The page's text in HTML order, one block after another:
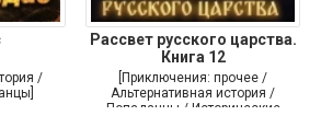
/
Рассвет русского царства.
Книга 12
[Приключения: прочее /
Альтернативная история /
Попаданцы / Исторические